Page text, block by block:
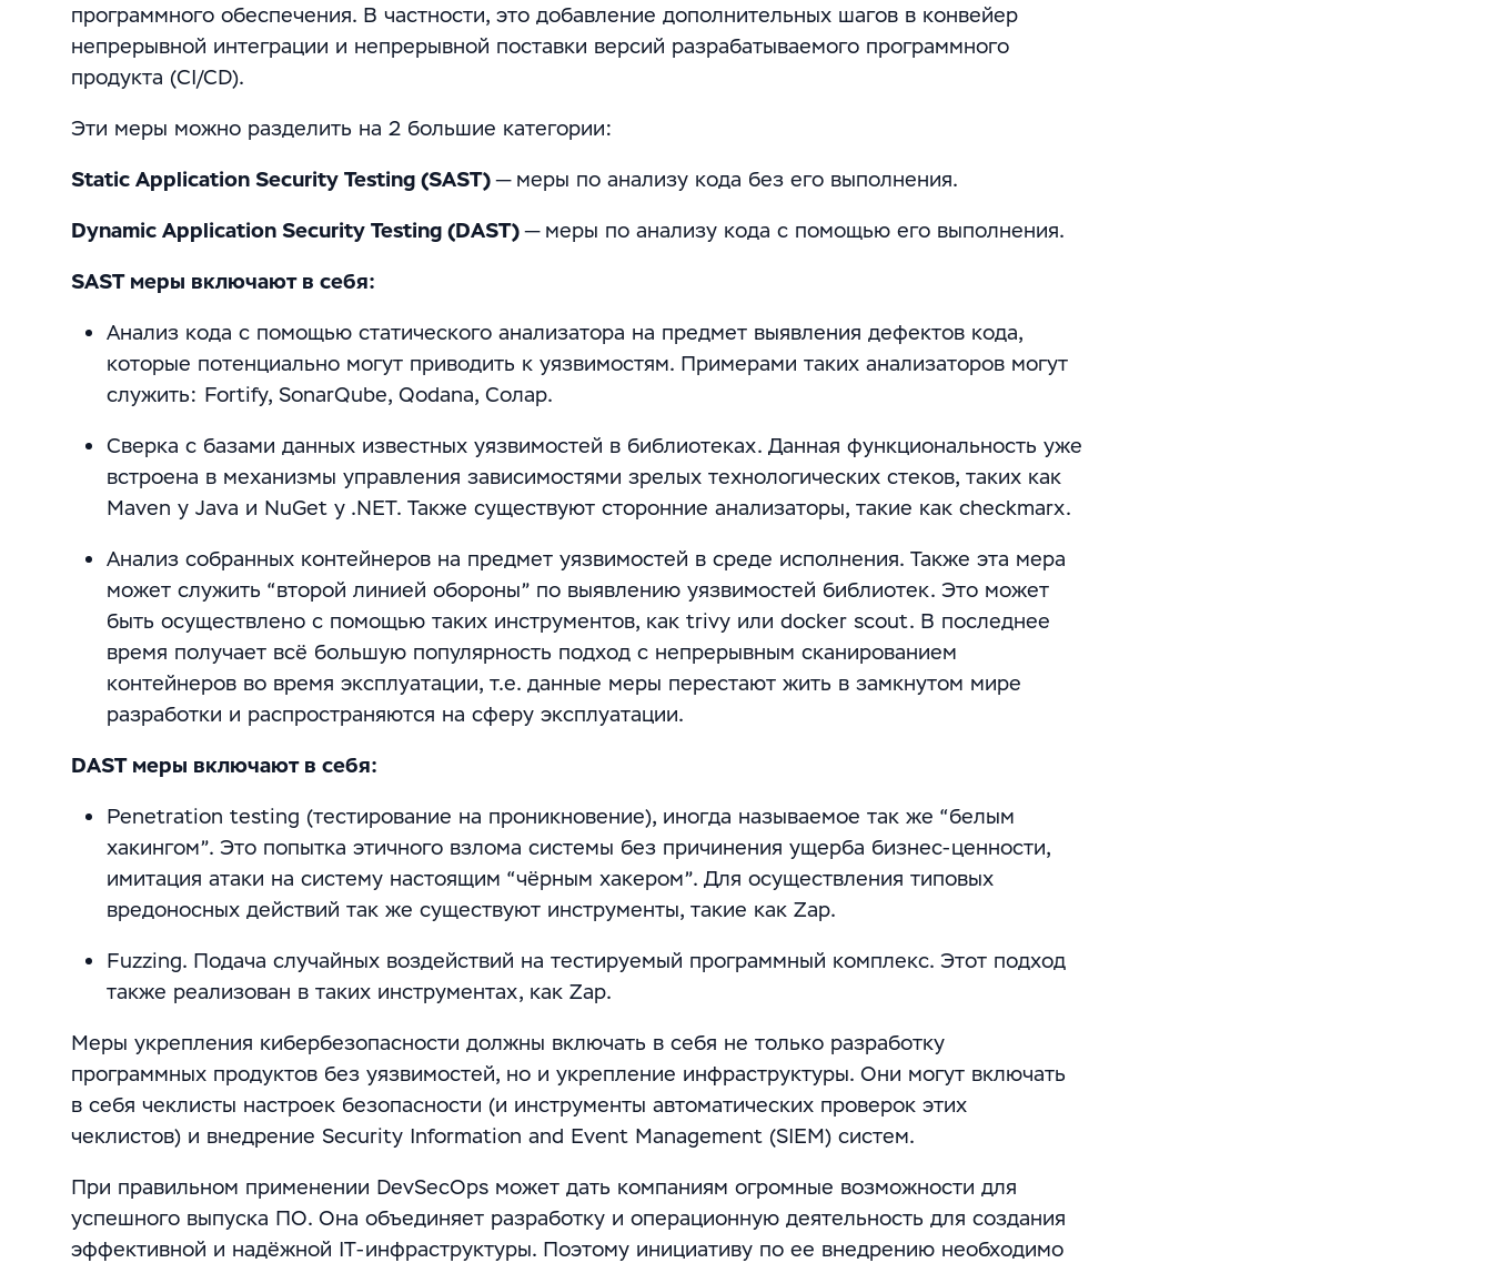
программного обеспечения. В частности, это добавление дополнительных шагов в конвейер
непрерывной интеграции и непрерывной поставки версий разрабатываемого программного
продукта (CI/CD).
Эти меры можно разделить на 2 большие категории:
Static Application Security Testing (SAST)— меры по анализу кода без его выполнения.
Dynamic Application Security Testing (DAST)— меры по анализу кода с помощью его выполнения.
SAST меры включают в себя:
Анализ кода с помощью статического анализатора на предмет выявления дефектов кода,
которые потенциально могут приводить к уязвимостям. Примерами таких анализаторов могут
служить: Fortify, SonarQube, Qodana, Солар.
Сверка с базами данных известных уязвимостей в библиотеках. Данная функциональность уже
встроена в механизмы управления зависимостями зрелых технологических стеков, таких как
Maven у Java и NuGet у .NET. Также существуют сторонние анализаторы, такие как checkmarx.
Анализ собранных контейнеров на предмет уязвимостей в среде исполнения. Также эта мера
может служить “второй линией обороны” по выявлению уязвимостей библиотек. Это может
быть осуществлено с помощью таких инструментов, как trivy или docker scout. В последнее
время получает всё большую популярность подход с непрерывным сканированием
контейнеров во время эксплуатации, т.е. данные меры перестают жить в замкнутом мире
разработки и распространяются на сферу эксплуатации.
DAST меры включают в себя:
Penetration testing (тестирование на проникновение), иногда называемое так же “белым
хакингом”. Это попытка этичного взлома системы без причинения ущерба бизнес-ценности,
имитация атаки на систему настоящим “чёрным хакером”. Для осуществления типовых
вредоносных действий так же существуют инструменты, такие как Zap.
Fuzzing. Подача случайных воздействий на тестируемый программный комплекс. Этот подход
также реализован в таких инструментах, как Zap.
Меры укрепления кибербезопасности должны включать в себя не только разработку
программных продуктов без уязвимостей, но и укрепление инфраструктуры. Они могут включать
в себя чеклисты настроек безопасности (и инструменты автоматических проверок этих
чеклистов) и внедрение Security Information and Event Management (SIEM) систем.
При правильном применении DevSecOps может дать компаниям огромные возможности для
успешного выпуска ПО. Она объединяет разработку и операционную деятельность для создания
эффективной и надёжной IT-инфраструктуры. Поэтому инициативу по ее внедрению необходимо